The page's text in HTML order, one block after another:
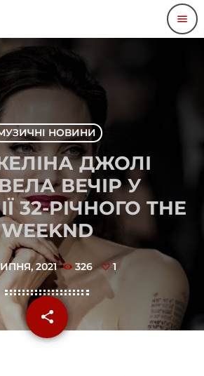
menu
НОВИНИ
ДЖОЛІ
ВЕЧІР У
32-РІЧНОГО THE
WEEKND
2021 326 1
share
email